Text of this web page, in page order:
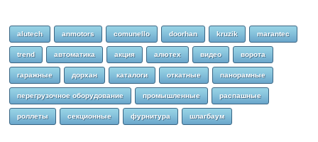
alutech anmotors comunello doorhan kruzik marantec
trend автоматика акция алютех видео ворота
гаражные дорхан каталоги откатные панорамные
перегрузочное оборудование промышленные распашные
роллеты секционные фурнитура шлагбаум